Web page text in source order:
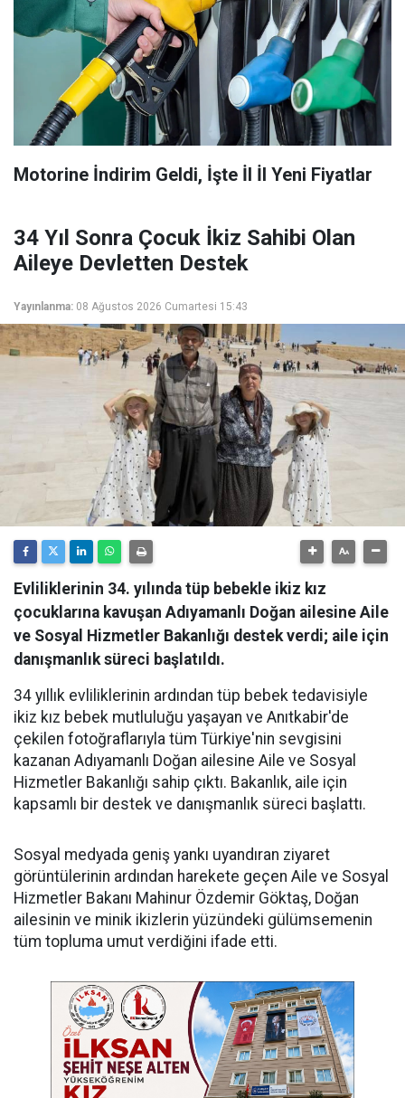
Motorine İndirim Geldi, İşte İl İl Yeni Fiyatlar
34 Yıl Sonra Çocuk İkiz Sahibi Olan
Aileye Devletten Destek
Yayınlanma: 08 Ağustos 2026 Cumartesi 15:43
Evliliklerinin 34. yılında tüp bebekle ikiz kız
çocuklarına kavuşan Adıyamanlı Doğan ailesine Aile
ve Sosyal Hizmetler Bakanlığı destek verdi; aile için
danışmanlık süreci başlatıldı.
34 yıllık evliliklerinin ardından tüp bebek tedavisiyle
ikiz kız bebek mutluluğu yaşayan ve Anıtkabir'de
çekilen fotoğraflarıyla tüm Türkiye'nin sevgisini
kazanan Adıyamanlı Doğan ailesine Aile ve Sosyal
Hizmetler Bakanlığı sahip çıktı. Bakanlık, aile için
kapsamlı bir destek ve danışmanlık süreci başlattı.
Sosyal medyada geniş yankı uyandıran ziyaret
görüntülerinin ardından harekete geçen Aile ve Sosyal
Hizmetler Bakanı Mahinur Özdemir Göktaş, Doğan
ailesinin ve minik ikizlerin yüzündeki gülümsemenin
tüm topluma umut verdiğini ifade etti.